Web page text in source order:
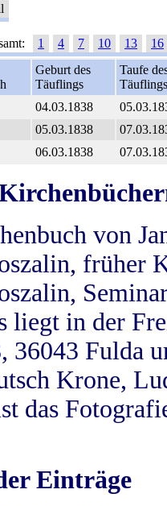
1 4 7 10 13
16
Geburt des
Täuflings
Taufe
Täuflings
04.03.1838
05.03.1838
06.03.1838
von
früher
liegt in der
36043 Fulda
Krone,
das
Einträge